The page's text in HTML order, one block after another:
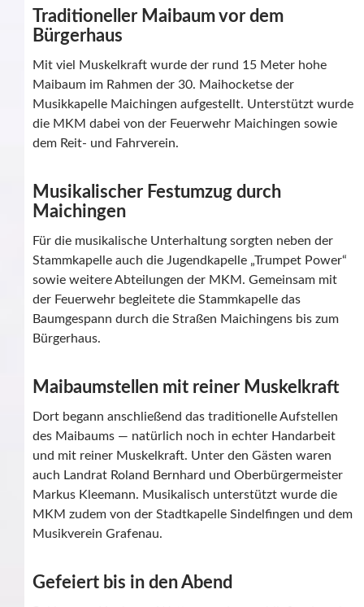
Traditioneller Maibaum vor dem
Bürgerhaus
Mit viel Muskelkraft wurde der rund 15 Meter hohe
Maibaum im Rahmen der 30. Maihocketse der
Musikkapelle Maichingen aufgestellt. Unterstützt wurde
die MKM dabei von der Feuerwehr Maichingen sowie
dem Reit- und Fahrverein.
Musikalischer Festumzug durch
Maichingen
Für die musikalische Unterhaltung sorgten neben der
Stammkapelle auch die Jugendkapelle „Trumpet Power“
sowie weitere Abteilungen der MKM. Gemeinsam mit
der Feuerwehr begleitete die Stammkapelle das
Baumgespann durch die Straßen Maichingens bis zum
Bürgerhaus.
Maibaumstellen mit reiner Muskelkraft
Dort begann anschließend das traditionelle Aufstellen
des Maibaums — natürlich noch in echter Handarbeit
und mit reiner Muskelkraft. Unter den Gästen waren
auch Landrat Roland Bernhard und Oberbürgermeister
Markus Kleemann. Musikalisch unterstützt wurde die
MKM zudem von der Stadtkapelle Sindelfingen und dem
Musikverein Grafenau.
Gefeiert bis in den Abend